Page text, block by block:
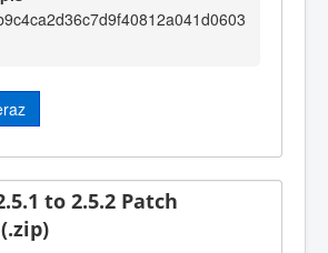
to 2.5.2 Patch